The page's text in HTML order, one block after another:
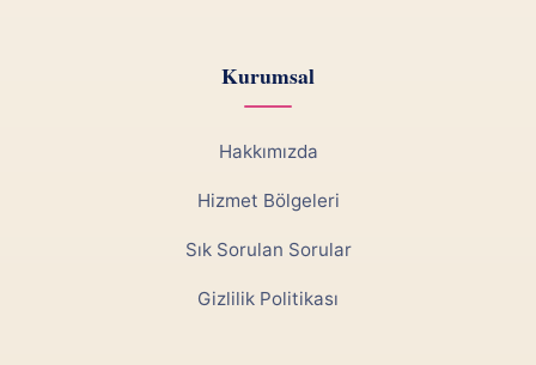
Kurumsal
Hakkımızda
Hizmet Bölgeleri
Sık Sorulan Sorular
Gizlilik Politikası